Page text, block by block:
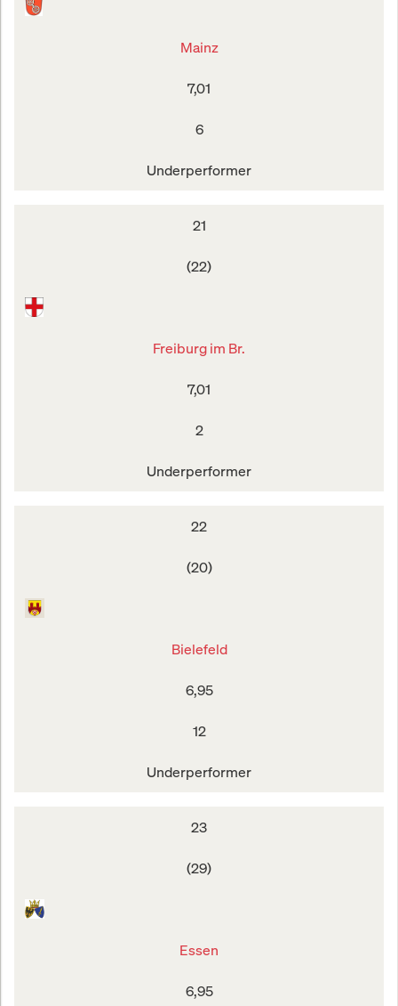
Mainz
7,01
6
Underperformer
21
(22)
Freiburg im Br.
7,01
2
Underperformer
22
(20)
Bielefeld
6,95
12
Underperformer
23
(29)
Essen
6,95